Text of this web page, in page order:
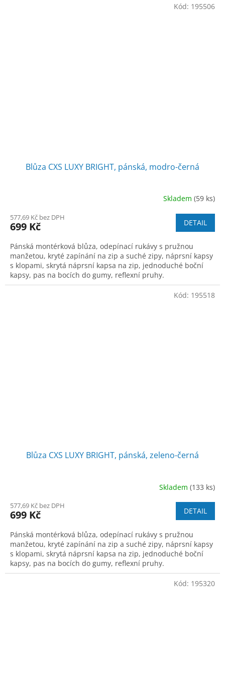
Blůza CXS LUXY BRIGHT, pánská, modro-černá
Skladem (59 ks)
577,69 Kč bez DPH
699 Kč DETAIL
Pánská montérková blůza, odepínací rukávy s pružnou
manžetou, kryté zapínání na zip a suché zipy, náprsní kapsy
s klopami, skrytá náprsní kapsa na zip, jednoduché boční
kapsy, pas na bocích do gumy, reflexní pruhy.
Kód: 195506
Blůza CXS LUXY BRIGHT, pánská, zeleno-černá
Skladem (133 ks)
577,69 Kč bez DPH
699 Kč DETAIL
Pánská montérková blůza, odepínací rukávy s pružnou
manžetou, kryté zapínání na zip a suché zipy, náprsní kapsy
s klopami, skrytá náprsní kapsa na zip, jednoduché boční
kapsy, pas na bocích do gumy, reflexní pruhy.
Kód: 195518
Kód: 195320